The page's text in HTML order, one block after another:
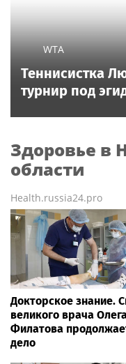
WTA
Теннисистка
турнир под
Здоровье в
области
Health.russia24.pro
Докторское знание.
великого врача
Филатова
дело